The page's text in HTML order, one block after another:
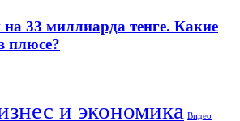
33 миллиарда тенге. Какие
плюсе?
и экономика Видео